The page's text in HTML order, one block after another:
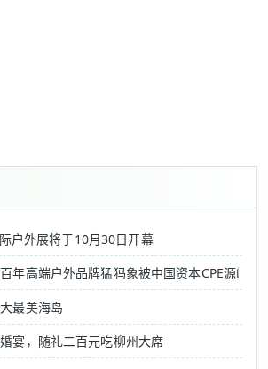
户外展将于10月30日开幕
年高端户外品牌猛犸象被中国资本CPE源峰收
最美海岛
宴，随礼二百元吃柳州大席